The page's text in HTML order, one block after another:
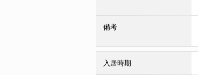
備考
入居時期